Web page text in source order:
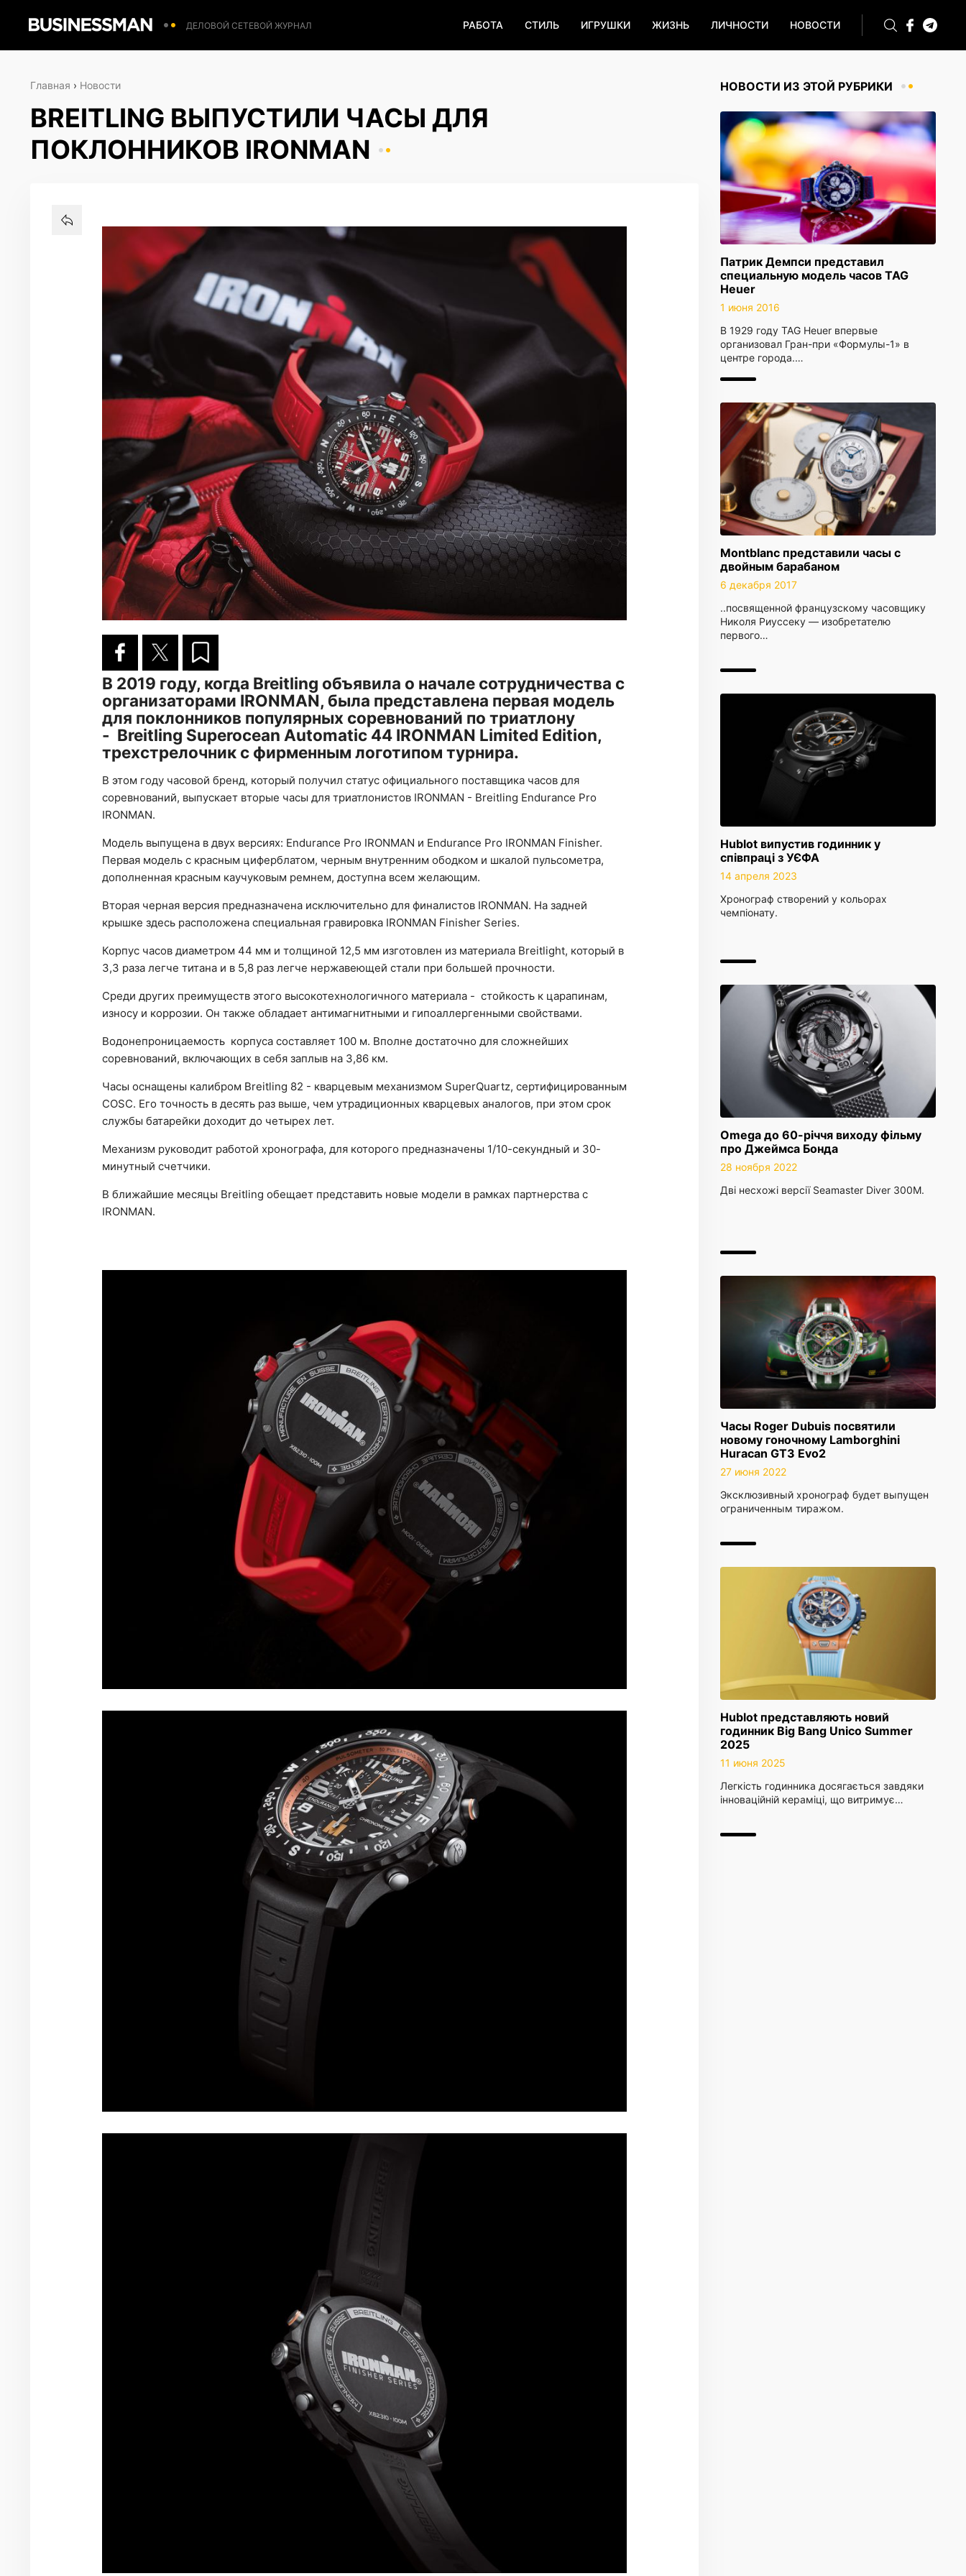
ДЕЛОВОЙ СЕТЕВОЙ ЖУРНАЛ РАБОТА СТИЛЬ ИГРУШКИ ЖИЗНЬ ЛИЧНОСТИ НОВОСТИ
НОВОСТИ ИЗ ЭТОЙ РУБРИКИ
Патрик Демпси представил
специальную модель часов TAG
Heuer
1 июня 2016
В 1929 году TAG Heuer впервые
организовал Гран-при «Формулы-1» в
центре города.…
Montblanc представили часы с
двойным барабаном
6 декабря 2017
..посвященной французскому часовщику
Николя Риуссеку — изобретателю
первого…
Hublot випустив годинник у
співпраці з УЄФА
14 апреля 2023
Хронограф створений у кольорах
чемпіонату.
Omega до 60-річчя виходу фільму
про Джеймса Бонда
28 ноября 2022
Дві несхожі версії Seamaster Diver 300M.
Часы Roger Dubuis посвятили
новому гоночному Lamborghini
Huracan GT3 Evo2
27 июня 2022
Эксклюзивный хронограф будет выпущен
ограниченным тиражом.
Hublot представляють новий
годинник Big Bang Unico Summer
2025
11 июня 2025
Легкість годинника досягається завдяки
інноваційній кераміці, що витримує…
Главная › Новости
BREITLING ВЫПУСТИЛИ ЧАСЫ ДЛЯ
ПОКЛОННИКОВ IRONMAN
В 2019 году, когда Breitling объявила о начале сотрудничества с
организаторами IRONMAN, была представлена первая модель
для поклонников популярных соревнований по триатлону
- Breitling Superocean Automatic 44 IRONMAN Limited Edition,
трехстрелочник с фирменным логотипом турнира.
В этом году часовой бренд, который получил статус официального поставщика часов для
соревнований, выпускает вторые часы для триатлонистов IRONMAN - Breitling Endurance Pro
IRONMAN.
Модель выпущена в двух версиях: Endurance Pro IRONMAN и Endurance Pro IRONMAN Finisher.
Первая модель c красным циферблатом, черным внутренним ободком и шкалой пульсометра,
дополненная красным каучуковым ремнем, доступна всем желающим.
Вторая черная версия предназначена исключительно для финалистов IRONMAN. На задней
крышке здесь расположена специальная гравировка IRONMAN Finisher Series.
Корпус часов диаметром 44 мм и толщиной 12,5 мм изготовлен из материала Breitlight, который в
3,3 раза легче титана и в 5,8 раз легче нержавеющей стали при большей прочности.
Среди других преимуществ этого высокотехнологичного материала - стойкость к царапинам,
износу и коррозии. Он также обладает антимагнитными и гипоаллергенными свойствами.
Водонепроницаемость корпуса составляет 100 м. Вполне достаточно для сложнейших
соревнований, включающих в себя заплыв на 3,86 км.
Часы оснащены калибром Breitling 82 - кварцевым механизмом SuperQuartz, сертифицированным
COSC. Его точность в десять раз выше, чем утрадиционных кварцевых аналогов, при этом срок
службы батарейки доходит до четырех лет.
Механизм руководит работой хронографа, для которого предназначены 1/10-секундный и 30-
минутный счетчики.
В ближайшие месяцы Breitling обещает представить новые модели в рамках партнерства с
IRONMAN.